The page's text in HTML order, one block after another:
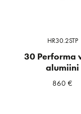
HR30.2STP
30 Performa
alumiini
860€